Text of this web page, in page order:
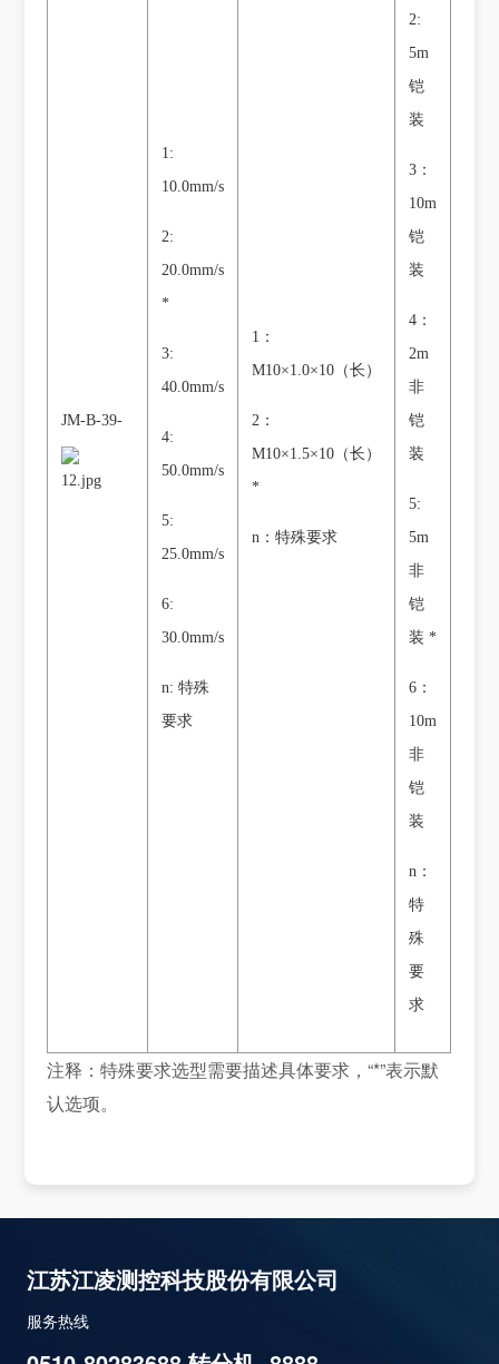
JM-B-39-
1:
10.0mm/s
2:
20.0mm/s
*
3:
40.0mm/s
4:
50.0mm/s
5:
25.0mm/s
6:
30.0mm/s
n: 特殊
要求
1：
M10×1.0×10（长）
2：
M10×1.5×10（长）
*
n：特殊要求
2:
5m
铠
装
3：
10m
铠
装
4：
2m
非
铠
装
5:
5m
非
铠
装 *
6：
10m
非
铠
装
n：
特
殊
要
求
注释：特殊要求选型需要描述具体要求，“*”表示默
认选项。
江苏江凌测控科技股份有限公司
服务热线